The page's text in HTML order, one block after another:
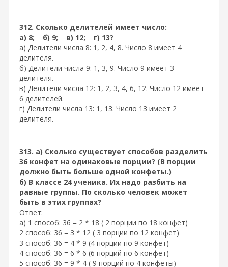
312. Сколько делителей имеет число:
а) 8; б) 9; в) 12; г) 13?
а) Делители числа 8: 1, 2, 4, 8. Число 8 имеет 4
делителя.
б) Делители числа 9: 1, 3, 9. Число 9 имеет 3
делителя.
в) Делители числа 12: 1, 2, 3, 4, 6, 12. Число 12 имеет
6 делителей.
г) Делители числа 13: 1, 13. Число 13 имеет 2
делителя.
313. а) Сколько существует способов разделить
36 конфет на одинаковые порции? (В порции
должно быть больше одной конфеты.)
б) В классе 24 ученика. Их надо разбить на
равные группы. По сколько человек может
быть в этих группах?
Ответ:
а) 1 способ: 36 = 2 * 18 ( 2 порции по 18 конфет)
2 способ: 36 = 3 * 12 ( 3 порции по 12 конфет)
3 способ: 36 = 4 * 9 (4 порции по 9 конфет)
4 способ: 36 = 6 * 6 (6 порций по 6 конфет)
5 способ: 36 = 9 * 4 ( 9 порций по 4 конфеты)